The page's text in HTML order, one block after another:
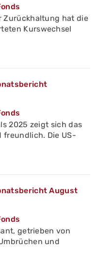
Zurückhaltung hat die
Kurswechsel
2025 zeigt sich das
freundlich. Die US-
August
getrieben von
und